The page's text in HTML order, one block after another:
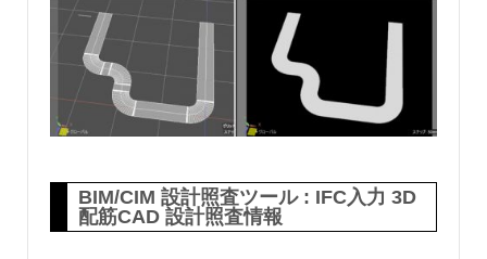
BIM/CIM 設計照査ツール : IFC入力 3D
配筋CAD 設計照査情報